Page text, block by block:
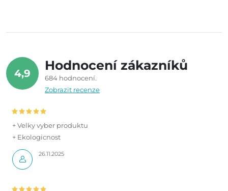
4,9
Hodnocení zákazníků
684 hodnocení
Zobrazit recenze
26.11.2025
+ Velky vyber produktu
+ Ekologicnost